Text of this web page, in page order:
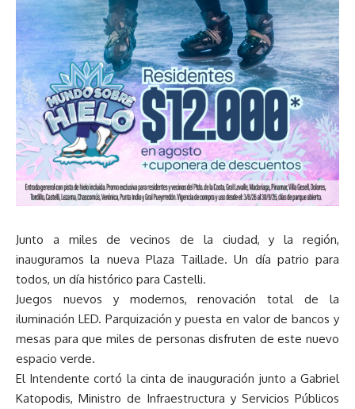
Junto a miles de vecinos de la ciudad, y la región,
inauguramos la nueva Plaza Taillade. Un día patrio para
todos, un día histórico para Castelli.
Juegos nuevos y modernos, renovación total de la
iluminación LED. Parquización y puesta en valor de bancos y
mesas para que miles de personas disfruten de este nuevo
espacio verde.
El Intendente cortó la cinta de inauguración junto a Gabriel
Katopodis, Ministro de Infraestructura y Servicios Públicos